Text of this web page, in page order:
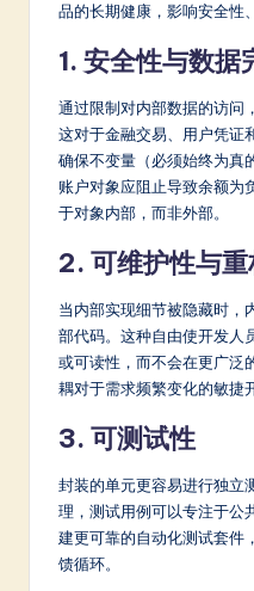
品的长期健康，影响安全性
1. 安全性与数据
通过限制对内部数据的访问
这对于金融交易、用户凭证
确保不变量（必须始终为真
账户对象应阻止导致余额为
于对象内部，而非外部。
2. 可维护性与重
当内部实现细节被隐藏时，
部代码。这种自由使开发人
或可读性，而不会在更广泛
耦对于需求频繁变化的敏捷
3. 可测试性
封装的单元更容易进行独立
理，测试用例可以专注于公
建更可靠的自动化测试套件
馈循环。